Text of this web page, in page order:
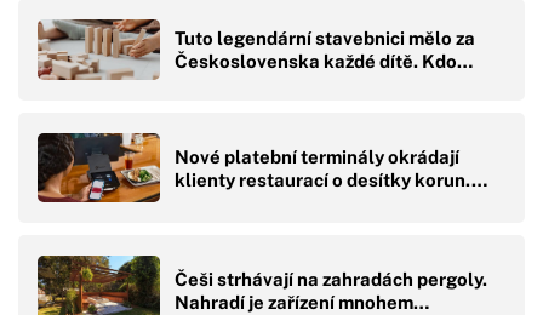
Tuto legendární stavebnici mělo za
Československa každé dítě. Kdo…
Nové platební terminály okrádají
klienty restaurací o desítky korun.…
Češi strhávají na zahradách pergoly.
Nahradí je zařízení mnohem…